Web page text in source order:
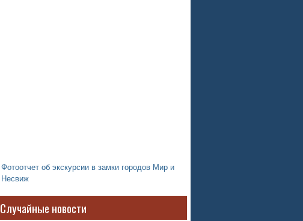
Фотоотчет об экскурсии в замки городов Мир и
Несвиж
Случайные новости